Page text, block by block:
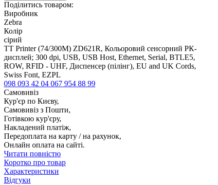
Поділитись товаром:
Виробник
Zebra
Колір
сірий
TT Printer (74/300M) ZD621R, Кольоровий сенсорний РК-
дисплей; 300 dpi, USB, USB Host, Ethernet, Serial, BTLE5,
ROW, RFID - UHF, Диспенсер (пілінг), EU and UK Cords,
Swiss Font, EZPL
098 093 42 04 067 954 88 99
Самовивіз
Кур'єр по Києву,
Самовивіз з Пошти,
Готівкою кур'єру,
Накладений платіж,
Передоплата на карту / на рахунок,
Онлайн оплата на сайті.
Читати повністю
Коротко про товар
Характеристики
Відгуки